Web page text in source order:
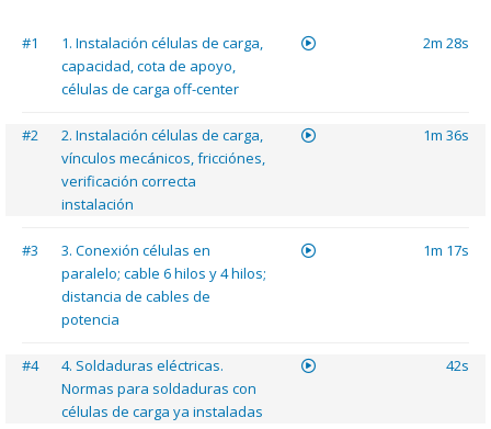
#1
1. Instalación células de carga,
capacidad, cota de apoyo,
células de carga off-center
2m 28s
#2
2. Instalación células de carga,
vínculos mecánicos, fricciónes,
verificación correcta
instalación
1m 36s
#3
3. Conexión células en
paralelo; cable 6 hilos y 4 hilos;
distancia de cables de
potencia
1m 17s
#4
4. Soldaduras eléctricas.
Normas para soldaduras con
células de carga ya instaladas
42s